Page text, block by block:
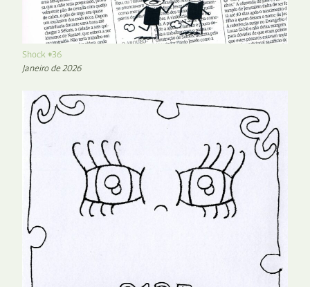
Shock #36
Janeiro de 2026